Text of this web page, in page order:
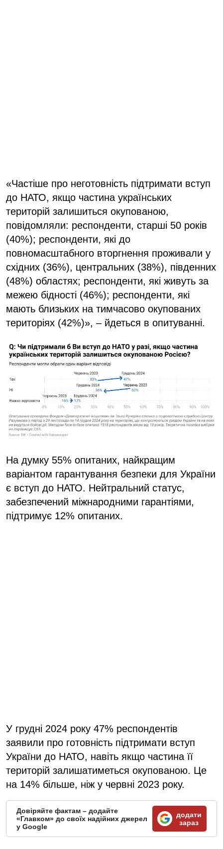
«Частіше про неготовність підтримати вступ
до НАТО, якщо частина українських
територій залишиться окупованою,
повідомляли: респонденти, старші 50 років
(40%); респонденти, які до
повномасштабного вторгнення проживали у
східних (36%), центральних (38%), південних
(48%) областях; респонденти, які живуть за
межею бідності (46%); респонденти, які
мають близьких на тимчасово окупованих
територіях (42%)», – йдеться в опитуванні.
На думку 55% опитаних, найкращим
варіантом гарантування безпеки для України
є вступ до НАТО. Нейтральний статус,
забезпечений міжнародними гарантіями,
підтримує 12% опитаних.
У грудні 2024 року 47% респондентів
заявили про готовність підтримати вступ
України до НАТО, навіть якщо частина її
територій залишатиметься окупованою. Це
на 14% більше, ніж у червні 2023 року.
Довіряйте фактам – додайте
«Главком» до своїх надійних джерел
у Google
додати
зараз